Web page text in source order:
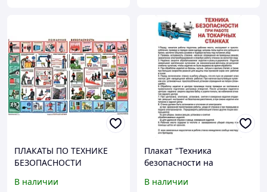
ПЛАКАТЫ ПО ТЕХНИКЕ
БЕЗОПАСНОСТИ
В наличии
Плакат "Техника
безопасности на
плакат
В наличии